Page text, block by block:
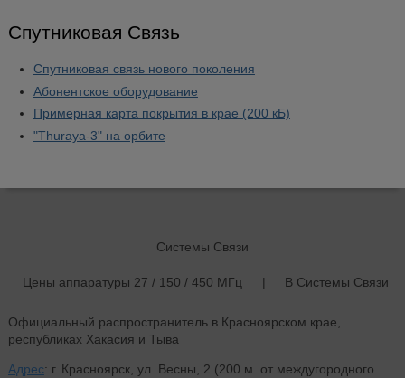
Спутниковая Связь
Спутниковая связь нового поколения
Абонентское оборудование
Примерная карта покрытия в крае (200 кБ)
"Thuraya-3" на орбите
Системы Связи
Цены аппаратуры 27 / 150 / 450 МГц | В Системы Связи
Официальный распространитель в Красноярском крае,
республиках Хакасия и Тыва
Адрес: г. Красноярск, ул. Весны, 2 (200 м. от междугородного